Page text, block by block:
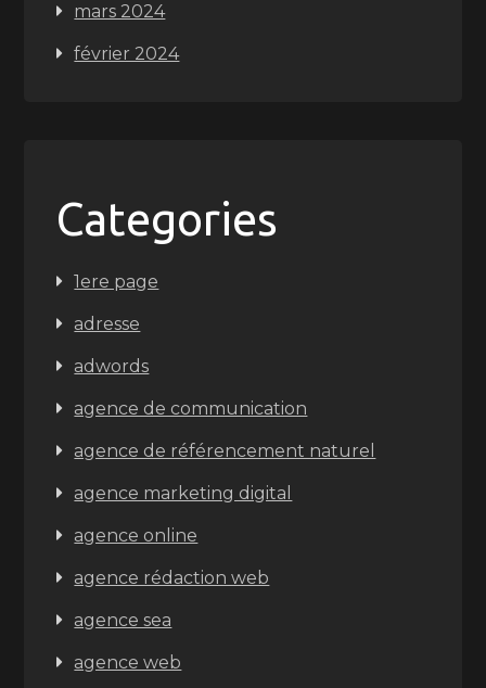
mars 2024
février 2024
Categories
1ere page
adresse
adwords
agence de communication
agence de référencement naturel
agence marketing digital
agence online
agence rédaction web
agence sea
agence web